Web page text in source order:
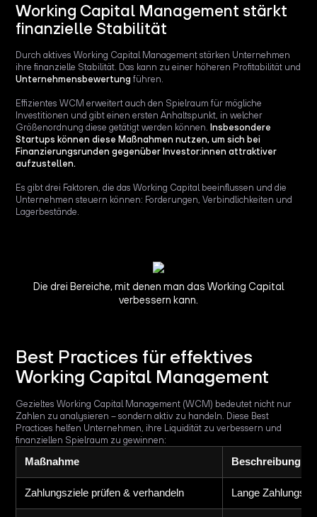
Working Capital Management stärkt
finanzielle Stabilität
Durch aktives Working Capital Management stärken Unternehmen
ihre finanzielle Stabilität. Das kann zu einer höheren Profitabilität und
Unternehmensbewertung führen.
Effizientes WCM erweitert auch den Spielraum für mögliche
Investitionen und gibt einen ersten Anhaltspunkt, in welcher
Größenordnung diese getätigt werden können.Insbesondere
Startups können diese Maßnahmen nutzen, um sich bei
Finanzierungsrunden gegenüber Investor:innen attraktiver
aufzustellen.
Es gibt drei Faktoren, die das Working Capital beeinflussen und die
Unternehmen steuern können: Forderungen, Verbindlichkeiten und
Lagerbestände.
Die drei Bereiche, mit denen man das Working Capital
verbessern kann.
Best Practices für effektives
Working Capital Management
Gezieltes Working Capital Management (WCM) bedeutet nicht nur
Zahlen zu analysieren – sondern aktiv zu handeln. Diese Best
Practices helfen Unternehmen, ihre Liquidität zu verbessern und
finanziellen Spielraum zu gewinnen:
Maßnahme Beschreibung
Zahlungsziele prüfen & verhandeln Lange